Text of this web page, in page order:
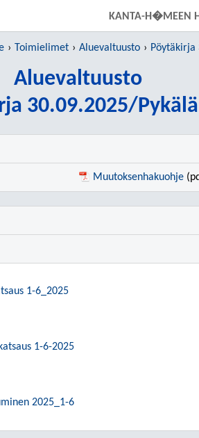
SIIRRY SUORAAN PÄÄSISÄLTÖÖN
KANTA-H�MEEN
Toimielimet Aluevaltuusto Pöytäkirja
Aluevaltuusto
30.09.2025/
Muutoksenhakuohje
1-6_2025
1-6-2025
2025_1-6